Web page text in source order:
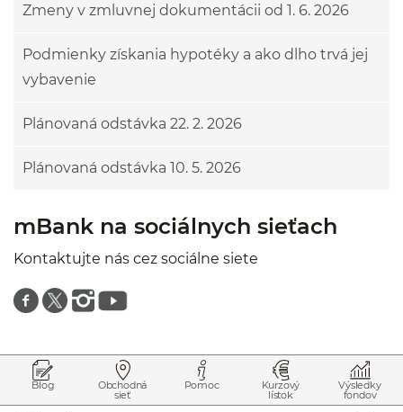
Zmeny v zmluvnej dokumentácii od 1. 6. 2026
Podmienky získania hypotéky a ako dlho trvá jej
vybavenie
Plánovaná odstávka 22. 2. 2026
Plánovaná odstávka 10. 5. 2026
mBank na sociálnych sieťach
Kontaktujte nás cez sociálne siete
Znajdź nas na facebooku
Znajdź nas na twitterze
Znajdź nas na instagramie
Znajdź nas na youtube
Blog Obchodná
sieť
Pomoc Kurzový
lístok
Výsledky
fondov